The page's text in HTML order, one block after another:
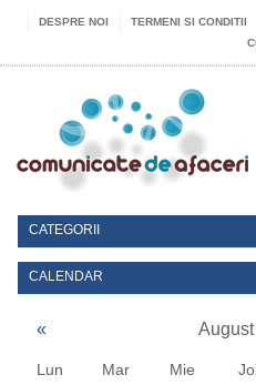
DESPRE NOI TERMENI SI CONDITII
CATEGORII
CALENDAR
«
Lun Mar Mie